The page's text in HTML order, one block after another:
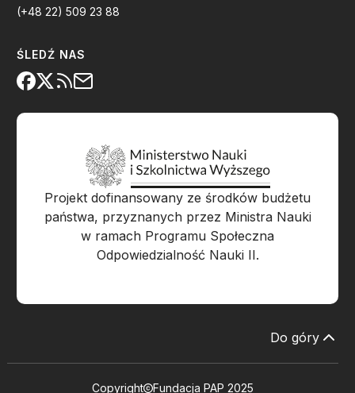
(+48 22) 509 23 88
ŚLEDŹ NAS
Projekt dofinansowany ze środków budżetu
państwa, przyznanych przez Ministra Nauki
w ramach Programu Społeczna
Odpowiedzialność Nauki II.
Do góry
Copyright Fundacja PAP 2025